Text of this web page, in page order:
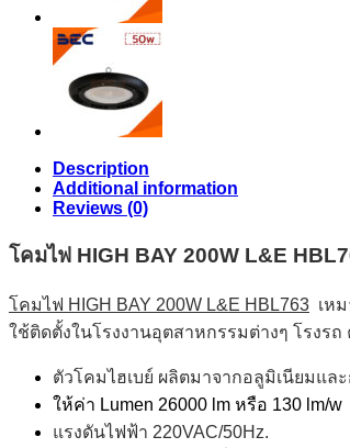
Description
Additional information
Reviews (0)
โคมไฟ HIGH BAY 200W L&E
โคมไฟ HIGH BAY 200W L&E HBL763 เห
ใช้ติดตั้งในโรงงานอุตสาหกรรมต่างๆ โรงร
ตัวโคมไฮเบย์ ผลิตมาจากอลูมิเนียมแ
ให้ค่า Lumen 26000 lm หรือ 130 lm/w
แรงดันไฟฟ้า 220VAC/50Hz.